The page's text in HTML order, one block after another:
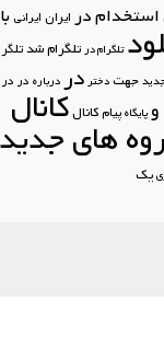
درایرانایرانیبا
تلگرام درتلگرام شدتلگرام
جهتدختردر درباره در در
پایگاهپیامکانالکانال
های جدید
یک